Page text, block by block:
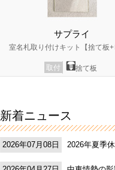
サプライ
室名札取り付けキット【捨て板+
取付 捨て板
新着ニュース
2026年07月08日 2026年夏季